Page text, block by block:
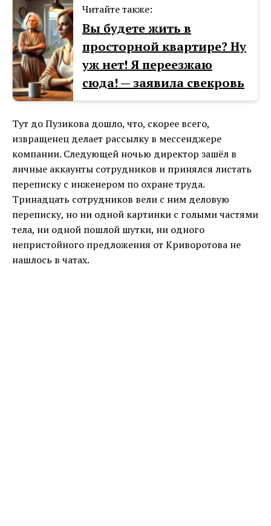
Читайте также:
Вы будете жить в
просторной квартире? Ну
уж нет! Я переезжаю
сюда! — заявила свекровь
Тут до Пузикова дошло, что, скорее всего,
извращенец делает рассылку в мессенджере
компании. Следующей ночью директор зашёл в
личные аккаунты сотрудников и принялся листать
переписку с инженером по охране труда.
Тринадцать сотрудников вели с ним деловую
переписку, но ни одной картинки с голыми частями
тела, ни одной пошлой шутки, ни одного
непристойного предложения от Криворотова не
нашлось в чатах.